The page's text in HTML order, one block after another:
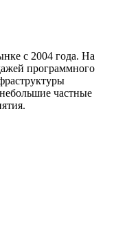
с 2004 года. На
программного
частные